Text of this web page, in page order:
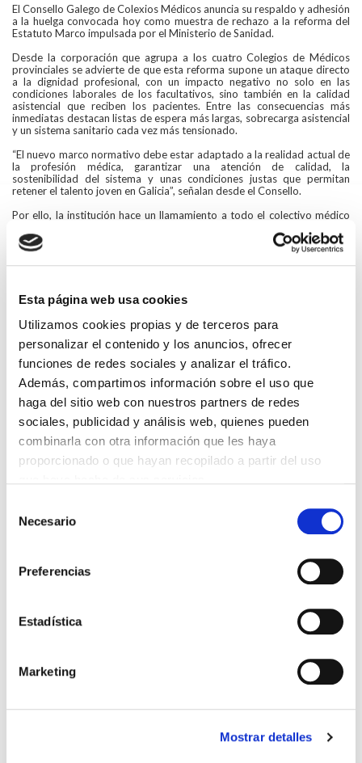
Esta página web usa cookies
Utilizamos cookies propias y de terceros para
personalizar el contenido y los anuncios, ofrecer
funciones de redes sociales y analizar el tráfico.
Además, compartimos información sobre el uso que
haga del sitio web con nuestros partners de redes
sociales, publicidad y análisis web, quienes pueden
combinarla con otra información que les haya
proporcionado o que hayan recopilado a partir del uso
Necesario
Preferencias
Estadística
Marketing
Mostrar detalles
El Consello Galego de Colexios Médicos anuncia su respaldo y adhesión
a la huelga convocada hoy como muestra de rechazo a la reforma del
Estatuto Marco impulsada por el Ministerio de Sanidad.
Desde la corporación que agrupa a los cuatro Colegios de Médicos
provinciales se advierte de que esta reforma supone un ataque directo
a la dignidad profesional, con un impacto negativo no solo en las
condiciones laborales de los facultativos, sino también en la calidad
asistencial que reciben los pacientes. Entre las consecuencias más
inmediatas destacan listas de espera más largas, sobrecarga asistencial
y un sistema sanitario cada vez más tensionado.
“El nuevo marco normativo debe estar adaptado a la realidad actual de
la profesión médica, garantizar una atención de calidad, la
sostenibilidad del sistema y unas condiciones justas que permitan
retener el talento joven en Galicia”, señalan desde el Consello.
Por ello, la institución hace un llamamiento a todo el colectivo médico
se celebrarán hoy a las 11:00 horas en las puertas de hospitales y
centros de salud.
recordar que representantes de los colegios médicos gallegos ya
de febrero y marzo.
Volver
Compartir en:
HAZ UN COMENTARIO
DESTACADAS
LA ALIANZA MÉDICA POR LA SALUD PLANETARIA SE ADHIERE
AL PACTO DE ESTADO FRENTE A LA EMERGENCIA CLIMÁTICA